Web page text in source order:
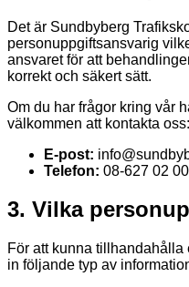
Det är Sundbyberg
personuppgiftsansvarig
ansvaret för att
korrekt och säkert sätt.
Om du har frågor kring vår
välkommen att kontakta oss:
E-post:
Telefon: 08-627 02 00
3. Vilka
För att kunna
in följande typ av